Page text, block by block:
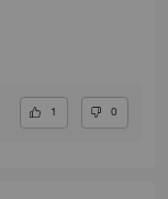
1 0